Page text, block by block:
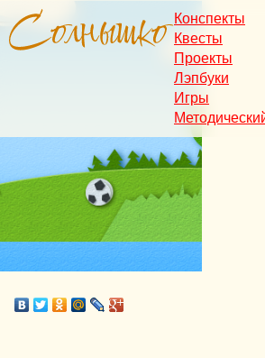
Конспекты
Квесты
Проекты
Лэпбуки
Игры